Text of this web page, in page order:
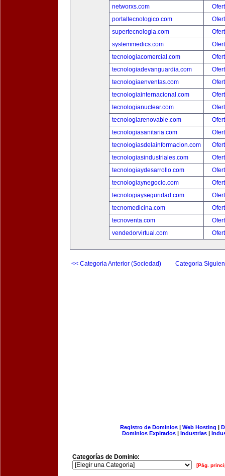
networxs.com
portaltecnologico.com
supertecnologia.com
systemmedics.com
tecnologiacomercial.com
tecnologiadevanguardia.com
tecnologiaenventas.com
tecnologiainternacional.com
tecnologianuclear.com
tecnologiarenovable.com
tecnologiasanitaria.com
tecnologiasdelainformacion.com
tecnologiasindustriales.com
tecnologiaydesarrollo.com
tecnologiaynegocio.com
tecnologiayseguridad.com
tecnomedicina.com
tecnoventa.com
vendedorvirtual.com
<< Categoria Anterior (Sociedad) Categoria
Registro de Dominios| Web Hosting |
Dominios Expirados | Industrias |
Categorías de Dominio:
[Pág.